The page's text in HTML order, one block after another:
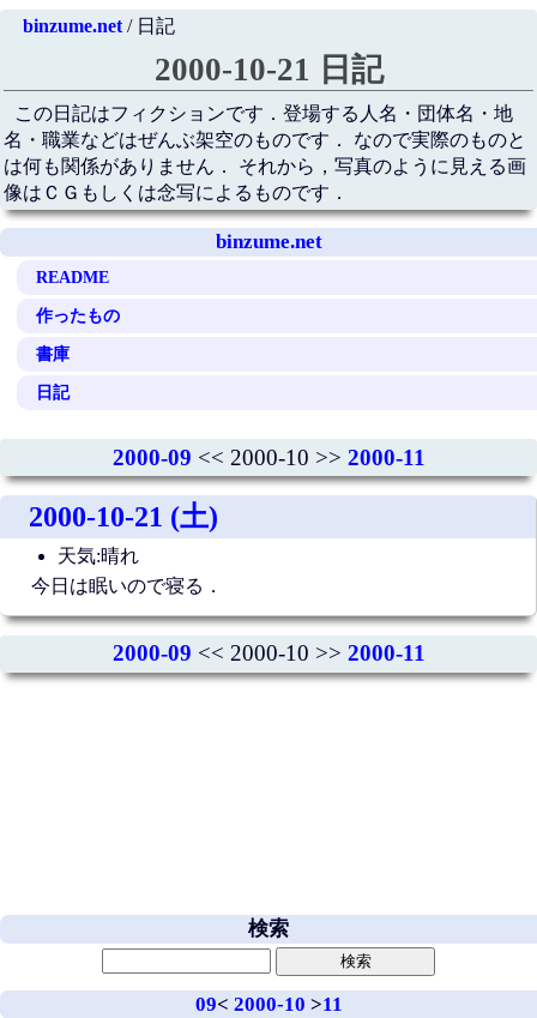
binzume.net/ 日記
2000-10-21 日記
この日記はフィクションです．登場する人名・団体名・地
名・職業などはぜんぶ架空のものです． なので実際のものと
は何も関係がありません． それから，写真のように見える画
像はＣＧもしくは念写によるものです．
binzume.net
README
作ったもの
書庫
日記
2000-09 << 2000-10 >> 2000-11
2000-10-21 (土)
天気:晴れ
今日は眠いので寝る．
2000-09 << 2000-10 >> 2000-11
検索
09< 2000-10 >11